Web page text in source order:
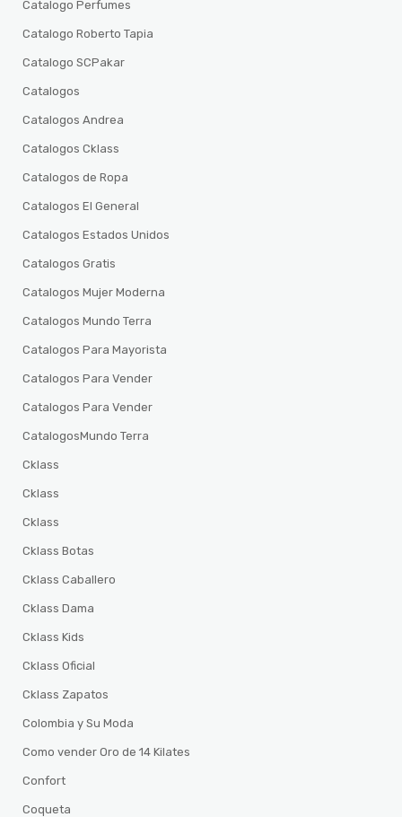
Catalogo Perfumes
Catalogo Roberto Tapia
Catalogo SCPakar
Catalogos
Catalogos Andrea
Catalogos Cklass
Catalogos de Ropa
Catalogos El General
Catalogos Estados Unidos
Catalogos Gratis
Catalogos Mujer Moderna
Catalogos Mundo Terra
Catalogos Para Mayorista
Catalogos Para Vender
Catalogos Para Vender
CatalogosMundo Terra
Cklass
Cklass
Cklass
Cklass Botas
Cklass Caballero
Cklass Dama
Cklass Kids
Cklass Oficial
Cklass Zapatos
Colombia y Su Moda
Como vender Oro de 14 Kilates
Confort
Coqueta